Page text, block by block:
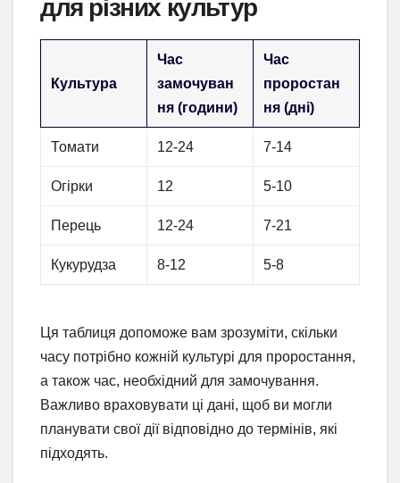
для різних культур
Культура
Час
замочуван
ня (години)
Час
проростан
ня (дні)
Томати 12-24 7-14
Огірки 12 5-10
Перець 12-24 7-21
Кукурудза 8-12 5-8
Ця таблиця допоможе вам зрозуміти, скільки
часу потрібно кожній культурі для проростання,
а також час, необхідний для замочування.
Важливо враховувати ці дані, щоб ви могли
планувати свої дії відповідно до термінів, які
підходять.